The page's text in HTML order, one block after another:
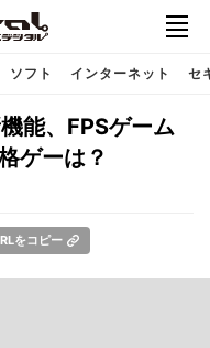
ソフト インターネット セ
能、FPSゲーム
ゲーは？
をコピー